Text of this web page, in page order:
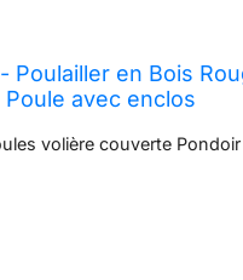
Poulailler en Bois
Poule avec enclos
volière couverte